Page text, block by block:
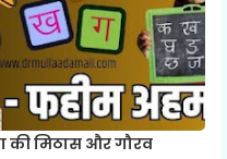
की मिठास और गौरव